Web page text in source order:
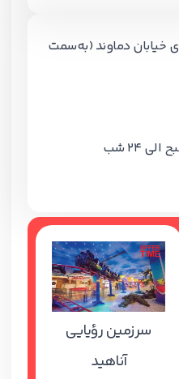
خیابان دماوند (به‌سمت
سرزمین رؤیایی
آناهید